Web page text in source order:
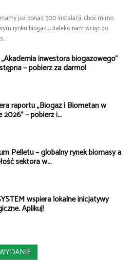
już ponad 500 instalacji, choć mimo
rynku biogazu, daleko nam wciąż do
inwestora biogazowego”
– pobierz za darmo!
raportu „Biogaz i Biometan w
2026” – pobierz i...
Pelletu – globalny rynek biomasy a
sektora w...
wspiera lokalne inicjatywy
Aplikuj!